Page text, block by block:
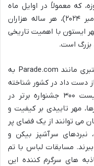
که معمولاً در اوایل ماه
نوامبر برگزار می گردد (مثلاً ۲ و ۳ نوامبر ۲۰۲۴)، هر ساله هزاران
ایستون با اهمیت تاریخی
بزرگ است.
جشنواره بیکن PA از سوی نشریات معتبری مانند Parade.com به
نباید از دست داد در کشور شناخته
شده و Fest300.com نیز آن را در لیست ۳۰۰ جشنواره برتر در
مهر تاییدی بر کیفیت و
می توانند از یک فضای پر
سرآشپز بیکن و
مسابقات لباس با تم
های سرگرم کننده این